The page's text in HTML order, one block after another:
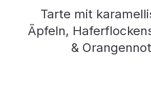
Tarte mit
Äpfeln,
&